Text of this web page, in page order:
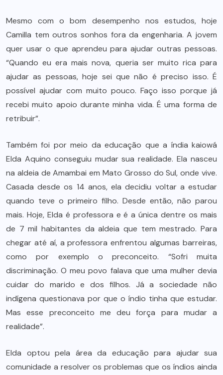
Mesmo com o bom desempenho nos estudos, hoje
Camilla tem outros sonhos fora da engenharia. A jovem
quer usar o que aprendeu para ajudar outras pessoas.
“Quando eu era mais nova, queria ser muito rica para
ajudar as pessoas, hoje sei que não é preciso isso. É
possível ajudar com muito pouco. Faço isso porque já
recebi muito apoio durante minha vida. É uma forma de
retribuir”.
Também foi por meio da educação que a índia kaiowá
Elda Aquino conseguiu mudar sua realidade. Ela nasceu
na aldeia de Amambai em Mato Grosso do Sul, onde vive.
Casada desde os 14 anos, ela decidiu voltar a estudar
quando teve o primeiro filho. Desde então, não parou
mais. Hoje, Elda é professora e é a única dentre os mais
de 7 mil habitantes da aldeia que tem mestrado. Para
chegar até aí, a professora enfrentou algumas barreiras,
como por exemplo o preconceito. “Sofri muita
discriminação. O meu povo falava que uma mulher devia
cuidar do marido e dos filhos. Já a sociedade não
indígena questionava por que o índio tinha que estudar.
Mas esse preconceito me deu força para mudar a
realidade”.
Elda optou pela área da educação para ajudar sua
comunidade a resolver os problemas que os índios ainda